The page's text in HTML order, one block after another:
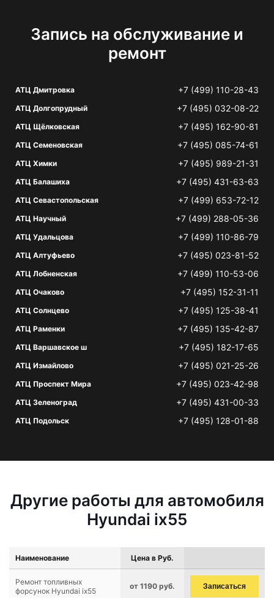
Запись на обслуживание и
ремонт
АТЦ Дмитровка +7 (499) 110-28-43
АТЦ Долгопрудный +7 (495) 032-08-22
АТЦ Щёлковская +7 (495) 162-90-81
АТЦ Семеновская +7 (495) 085-74-61
АТЦ Химки +7 (495) 989-21-31
АТЦ Балашиха +7 (495) 431-63-63
АТЦ Севастопольская +7 (499) 653-72-12
АТЦ Научный +7 (499) 288-05-36
АТЦ Удальцова +7 (499) 110-86-79
АТЦ Алтуфьево +7 (495) 023-81-52
АТЦ Лобненская +7 (499) 110-53-06
АТЦ Очаково +7 (495) 152-31-11
АТЦ Солнцево +7 (495) 125-38-41
АТЦ Раменки +7 (495) 135-42-87
АТЦ Варшавское ш +7 (495) 182-17-65
АТЦ Измайлово +7 (495) 021-25-26
АТЦ Проспект Мира +7 (495) 023-42-98
АТЦ Зеленоград +7 (495) 431-00-33
АТЦ Подольск +7 (495) 128-01-88
Другие работы для автомобиля
Hyundai ix55
Наименование Цена в Руб.
Ремонт топливных
форсунок Hyundai ix55
от 1190 руб. Записаться